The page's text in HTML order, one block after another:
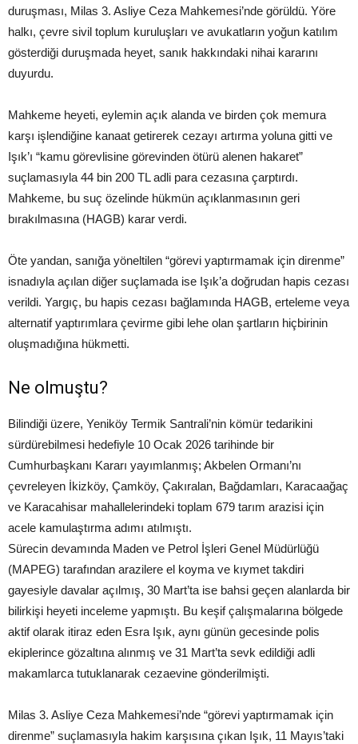
duruşması, Milas 3. Asliye Ceza Mahkemesi’nde görüldü. Yöre
halkı, çevre sivil toplum kuruluşları ve avukatların yoğun katılım
gösterdiği duruşmada heyet, sanık hakkındaki nihai kararını
duyurdu.
Mahkeme heyeti, eylemin açık alanda ve birden çok memura
karşı işlendiğine kanaat getirerek cezayı artırma yoluna gitti ve
Işık’ı “kamu görevlisine görevinden ötürü alenen hakaret”
suçlamasıyla 44 bin 200 TL adli para cezasına çarptırdı.
Mahkeme, bu suç özelinde hükmün açıklanmasının geri
bırakılmasına (HAGB) karar verdi.
Öte yandan, sanığa yöneltilen “görevi yaptırmamak için direnme”
isnadıyla açılan diğer suçlamada ise Işık’a doğrudan hapis cezası
verildi. Yargıç, bu hapis cezası bağlamında HAGB, erteleme veya
alternatif yaptırımlara çevirme gibi lehe olan şartların hiçbirinin
oluşmadığına hükmetti.
Ne olmuştu?
Bilindiği üzere, Yeniköy Termik Santrali’nin kömür tedarikini
sürdürebilmesi hedefiyle 10 Ocak 2026 tarihinde bir
Cumhurbaşkanı Kararı yayımlanmış; Akbelen Ormanı’nı
çevreleyen İkizköy, Çamköy, Çakıralan, Bağdamları, Karacaağaç
ve Karacahisar mahallelerindeki toplam 679 tarım arazisi için
acele kamulaştırma adımı atılmıştı.
Sürecin devamında Maden ve Petrol İşleri Genel Müdürlüğü
(MAPEG) tarafından arazilere el koyma ve kıymet takdiri
gayesiyle davalar açılmış, 30 Mart’ta ise bahsi geçen alanlarda bir
bilirkişi heyeti inceleme yapmıştı. Bu keşif çalışmalarına bölgede
aktif olarak itiraz eden Esra Işık, aynı günün gecesinde polis
ekiplerince gözaltına alınmış ve 31 Mart’ta sevk edildiği adli
makamlarca tutuklanarak cezaevine gönderilmişti.
Milas 3. Asliye Ceza Mahkemesi’nde “görevi yaptırmamak için
direnme” suçlamasıyla hakim karşısına çıkan Işık, 11 Mayıs’taki